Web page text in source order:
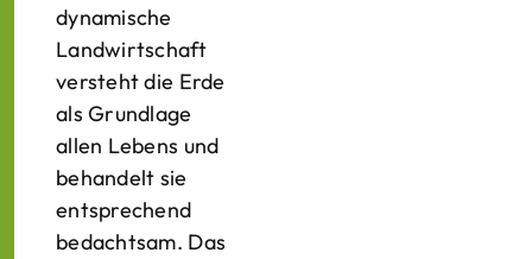
dynamische
Landwirtschaft
versteht die Erde
als Grundlage
allen Lebens und
behandelt sie
entsprechend
bedachtsam. Das